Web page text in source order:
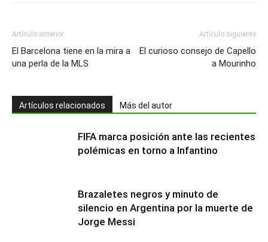
Artículo anterior
El Barcelona tiene en la mira a
una perla de la MLS
Artículo siguiente
El curioso consejo de Capello
a Mourinho
Artículos relacionados Más del autor
FIFA marca posición ante las recientes
polémicas en torno a Infantino
Brazaletes negros y minuto de
silencio en Argentina por la muerte de
Jorge Messi